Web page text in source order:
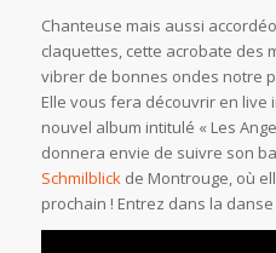
Chanteuse mais aussi
claquettes, cette acrobate des
vibrer de bonnes ondes notre
Elle vous fera découvrir en
nouvel album intitulé « Les
donnera envie de suivre son
Schmilblickde Montrouge, où
prochain ! Entrez dans la